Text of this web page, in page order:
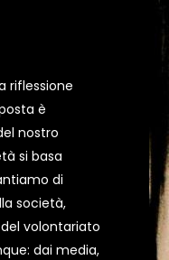
riflessione
è
nostro
si basa
di
società,
volontariato
dai media,